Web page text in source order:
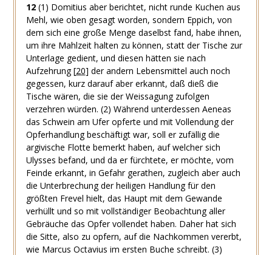
12 (1) Domitius aber berichtet, nicht runde Kuchen aus
Mehl, wie oben gesagt worden, sondern Eppich, von
dem sich eine große Menge daselbst fand, habe ihnen,
um ihre Mahlzeit halten zu können, statt der Tische zur
Unterlage gedient, und diesen hätten sie nach
Aufzehrung[20] der andern Lebensmittel auch noch
gegessen, kurz darauf aber erkannt, daß dieß die
Tische wären, die sie der Weissagung zufolgen
verzehren würden. (2) Während unterdessen Aeneas
das Schwein am Ufer opferte und mit Vollendung der
Opferhandlung beschäftigt war, soll er zufällig die
argivische Flotte bemerkt haben, auf welcher sich
Ulysses befand, und da er fürchtete, er möchte, vom
Feinde erkannt, in Gefahr gerathen, zugleich aber auch
die Unterbrechung der heiligen Handlung für den
größten Frevel hielt, das Haupt mit dem Gewande
verhüllt und so mit vollständiger Beobachtung aller
Gebräuche das Opfer vollendet haben. Daher hat sich
die Sitte, also zu opfern, auf die Nachkommen vererbt,
wie Marcus Octavius im ersten Buche schreibt. (3)